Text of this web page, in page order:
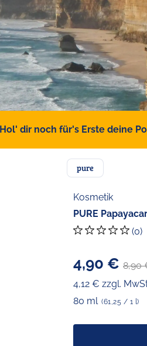
dir noch für's Erste deine
pure
Kosmetik
PURE
(0)
4,90 € 8,90
4,12 € zzgl.
80 ml (61,25 / 1 l)